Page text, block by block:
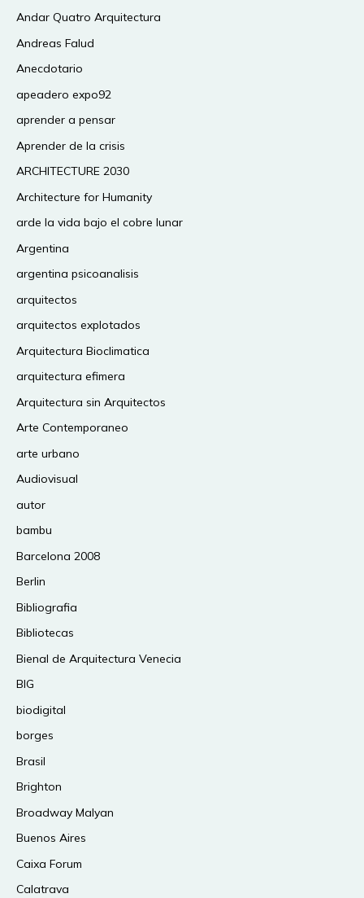
Andar Quatro Arquitectura
Andreas Falud
Anecdotario
apeadero expo92
aprender a pensar
Aprender de la crisis
ARCHITECTURE 2030
Architecture for Humanity
arde la vida bajo el cobre lunar
Argentina
argentina psicoanalisis
arquitectos
arquitectos explotados
Arquitectura Bioclimatica
arquitectura efimera
Arquitectura sin Arquitectos
Arte Contemporaneo
arte urbano
Audiovisual
autor
bambu
Barcelona 2008
Berlin
Bibliografia
Bibliotecas
Bienal de Arquitectura Venecia
BIG
biodigital
borges
Brasil
Brighton
Broadway Malyan
Buenos Aires
Caixa Forum
Calatrava